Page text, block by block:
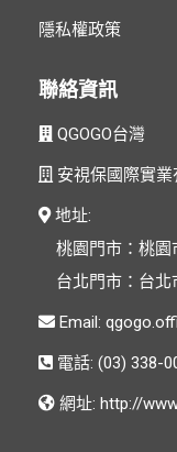
隱私權政策
聯絡資訊
QGOGO台灣
安視保國際實業
地址:
桃園門市：桃園
台北門市：台北
Email:
電話: (03) 338-
網址: http://